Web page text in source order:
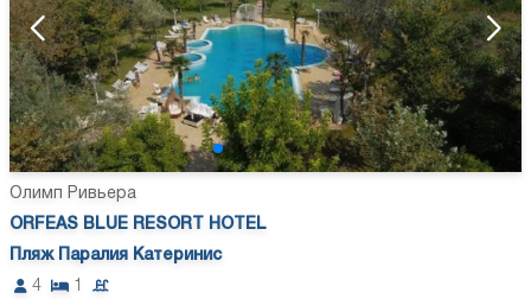
Олимп Ривьера
ORFEAS BLUE RESORT HOTEL
Пляж Паралия Катеринис
4
1